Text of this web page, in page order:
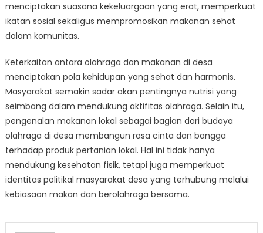
menciptakan suasana kekeluargaan yang erat, memperkuat
ikatan sosial sekaligus mempromosikan makanan sehat
dalam komunitas.
Keterkaitan antara olahraga dan makanan di desa
menciptakan pola kehidupan yang sehat dan harmonis.
Masyarakat semakin sadar akan pentingnya nutrisi yang
seimbang dalam mendukung aktifitas olahraga. Selain itu,
pengenalan makanan lokal sebagai bagian dari budaya
olahraga di desa membangun rasa cinta dan bangga
terhadap produk pertanian lokal. Hal ini tidak hanya
mendukung kesehatan fisik, tetapi juga memperkuat
identitas politikal masyarakat desa yang terhubung melalui
kebiasaan makan dan berolahraga bersama.